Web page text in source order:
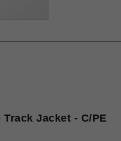
Jacket - C/PE